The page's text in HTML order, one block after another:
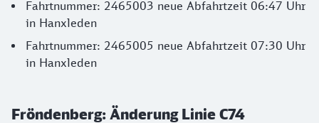
Fahrtnummer: 2465003 neue Abfahrtzeit 06:47 Uhr
in Hanxleden
Fahrtnummer: 2465005 neue Abfahrtzeit 07:30 Uhr
in Hanxleden
Fröndenberg: Änderung Linie C74